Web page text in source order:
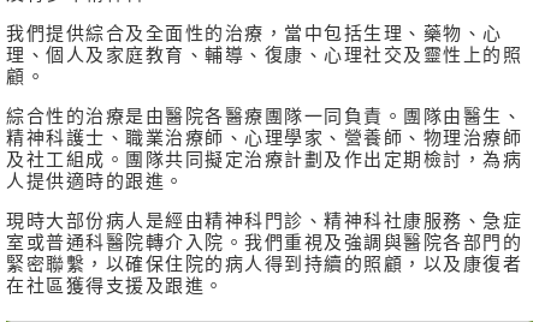
我
們
聯
絡
我
們
免
責
聲
我們提供綜合及全面性的治療，當中包括生理、藥物、心
理、個人及家庭教育、輔導、復康、心理社交及靈性上的照
顧。
綜合性的治療是由醫院各醫療團隊一同負責。團隊由醫生、
精神科護士、職業治療師、心理學家、營養師、物理治療師
及社工組成。團隊共同擬定治療計劃及作出定期檢討，為病
人提供適時的跟進。
現時大部份病人是經由精神科門診、精神科社康服務、急症
室或普通科醫院轉介入院。我們重視及強調與醫院各部門的
緊密聯繫，以確保住院的病人得到持續的照顧，以及康復者
在社區獲得支援及跟進。